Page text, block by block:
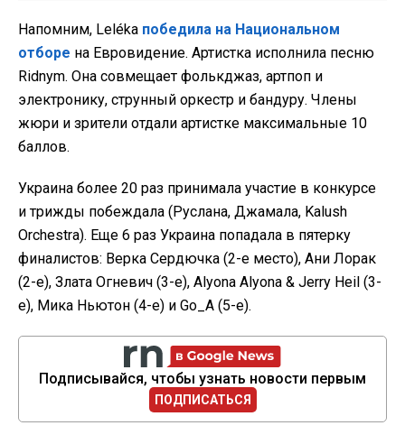
Напомним, Leléka победила на Национальном
отборе на Евровидение. Артистка исполнила песню
Ridnym. Она совмещает фолькджаз, артпоп и
электронику, струнный оркестр и бандуру. Члены
жюри и зрители отдали артистке максимальные 10
баллов.
Украина более 20 раз принимала участие в конкурсе
и трижды побеждала (Руслана, Джамала, Kalush
Orchestra). Еще 6 раз Украина попадала в пятерку
финалистов: Верка Сердючка (2-е место), Ани Лорак
(2-е), Злата Огневич (3-е), Alyona Alyona & Jerry Heil (3-
е), Мика Ньютон (4-е) и Go_A (5-е).
Подписывайся, чтобы узнать новости первым
ПОДПИСАТЬСЯ